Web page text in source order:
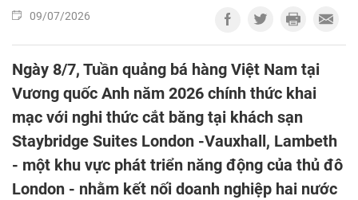
09/07/2026
Ngày 8/7, Tuần quảng bá hàng Việt Nam tại
Vương quốc Anh năm 2026 chính thức khai
mạc với nghi thức cắt băng tại khách sạn
Staybridge Suites London -Vauxhall, Lambeth
- một khu vực phát triển năng động của thủ đô
London - nhằm kết nối doanh nghiệp hai nước